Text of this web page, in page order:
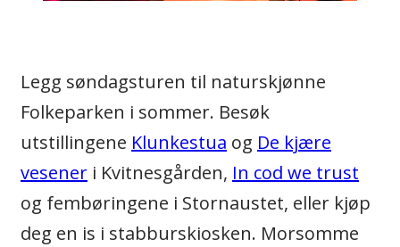
Legg søndagsturen til naturskjønne
Folkeparken i sommer. Besøk
utstillingene Klunkestua og De kjære
vesener i Kvitnesgården, In cod we trust
og fembøringene­ i Stornaustet, eller kjøp
deg en is i stabburskiosken­. Morsomme